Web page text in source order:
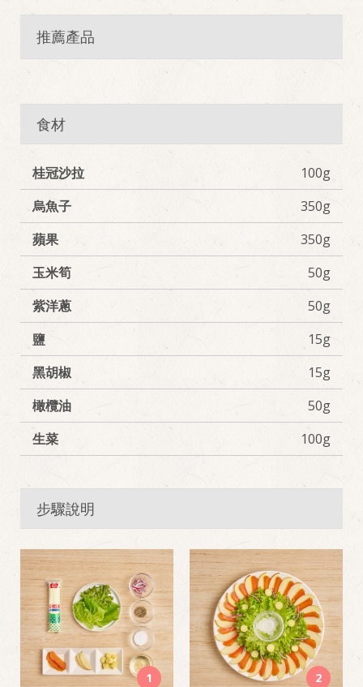
推薦產品
食材
桂冠沙拉
100g
烏魚子
350g
蘋果
350g
玉米筍
50g
紫洋蔥
50g
鹽
15g
黑胡椒
15g
橄欖油
50g
生菜
100g
步驟說明
1 2